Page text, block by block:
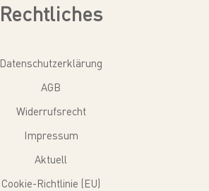
Rechtliches
Datenschutzerklärung
AGB
Widerrufsrecht
Impressum
Aktuell
Cookie-Richtlinie (EU)